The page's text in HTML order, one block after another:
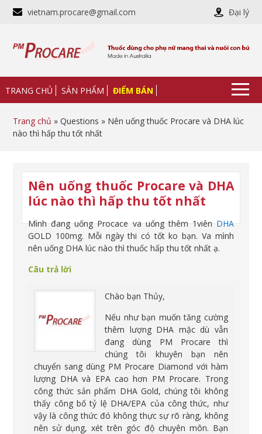
vietnam.procare@gmail.com Đại lý
TRANG CHỦ SẢN PHẨM ĐIỂM BÁN
Trang chủ » Questions » Nên uống thuốc Procare và DHA lúc
nào thì hấp thu tốt nhất
Nên uống thuốc Procare và DHA
lúc nào thì hấp thu tốt nhất
Mình đang uống Procace va uống thêm 1viên DHA
GOLD 100mg. Mỗi ngày thi có tốt ko bạn. Va mình
nên uống DHA lúc nào thì thuốc hấp thu tốt nhất ạ.
Câu trả lời
Chào bạn Thủy,
Nếu như bạn muốn tăng cường
thêm lượng DHA mặc dù vẫn
đang dùng PM Procare thì
chúng tôi khuyên bạn nên
chuyển sang dùng PM Procare Diamond với hàm
lượng DHA và EPA cao hơn PM Procare. Trong
công thức sản phẩm DHA Gold, chúng tôi không
thấy công bố tỷ lệ DHA/EPA của công thức, như
vậy là công thức đó không thực sự rõ ràng, không
nên sử dụng, xét trên góc độ chuyên môn. Bạn